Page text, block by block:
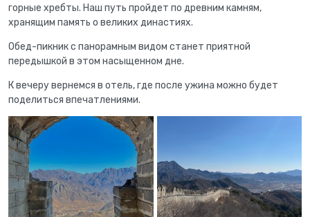
горные хребты. Наш путь пройдет по древним камням,
хранящим память о великих династиях.
Обед-пикник с панорамным видом станет приятной
передышкой в этом насыщенном дне.
К вечеру вернемся в отель, где после ужина можно будет
поделиться впечатлениями.